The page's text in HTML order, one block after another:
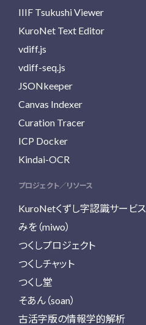
IIIF Tsukushi Viewer
KuroNet Text Editor
vdiff.js
vdiff-seq.js
JSONkeeper
Canvas Indexer
Curation Tracer
ICP Docker
Kindai-OCR
プロジェクト／リソース
KuroNetくずし字認識サービス
みを（miwo）
つくしプロジェクト
つくしチャット
つくし堂
そあん（soan）
古活字版の情報学的解析